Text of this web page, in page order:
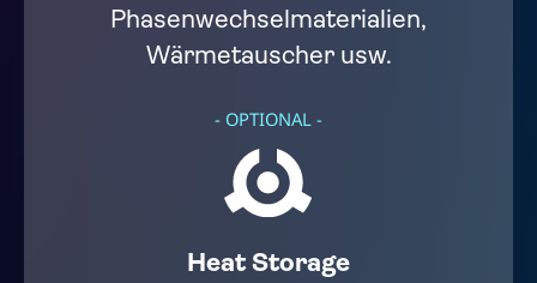
Phasenwechselmaterialien,
Wärmetauscher usw.​
- OPTIONAL -
Heat Storage​​